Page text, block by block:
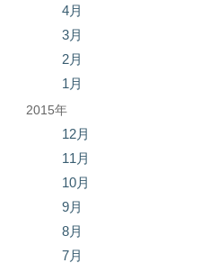
4月
3月
2月
1月
2015年
12月
11月
10月
9月
8月
7月